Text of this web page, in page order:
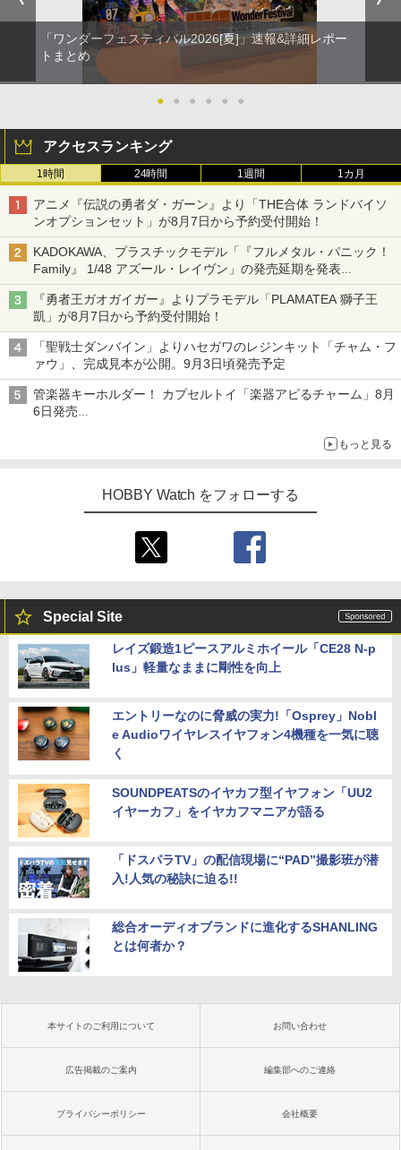
「ワンダーフェスティバル2026[夏]」速報&詳細レポー
トまとめ
● ● ● ● ● ●
アクセスランキング
1時間 24時間 1週間 1カ月
アニメ『伝説の勇者ダ・ガーン』より「THE合体 ランドバイソ
ンオプションセット」が8月7日から予約受付開始！
KADOKAWA、プラスチックモデル「『フルメタル・パニック！
Family』 1/48 アズール・レイヴン」の発売延期を発表
8月から9月に延期
『勇者王ガオガイガー』よりプラモデル「PLAMATEA 獅子王
凱」が8月7日から予約受付開始！
「聖戦士ダンバイン」よりハセガワのレジンキット「チャム・フ
ァウ」、完成見本が公開。9月3日頃発売予定
管楽器キーホルダー！ カプセルトイ「楽器アピるチャーム」8月
6日発売
もっと見る
HOBBY Watch をフォローする
Special Site
レイズ鍛造1ピースアルミホイール「CE28 N-p
lus」軽量なままに剛性を向上
エントリーなのに脅威の実力!「Osprey」Nobl
e Audioワイヤレスイヤフォン4機種を一気に聴
く
SOUNDPEATSのイヤカフ型イヤフォン「UU2
イヤーカフ」をイヤカフマニアが語る
「ドスパラTV」の配信現場に“PAD”撮影班が潜
入!人気の秘訣に迫る!!
総合オーディオブランドに進化するSHANLING
とは何者か？
本サイトのご利用について お問い合わせ
広告掲載のご案内 編集部へのご連絡
プライバシーポリシー 会社概要